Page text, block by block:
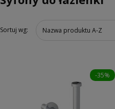
Sortuj wg: Nazwa produktu A-Z
-35%